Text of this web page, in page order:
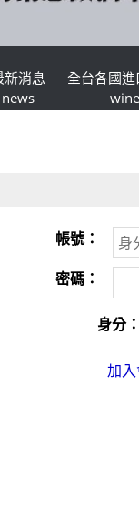
新消息
news
全台各國
帳號：
密碼：
身分：
加